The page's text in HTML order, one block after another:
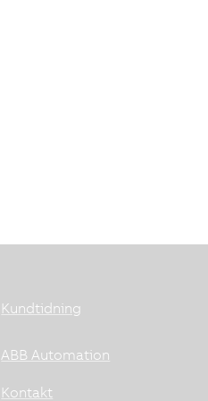
Kundtidning
ABB Automation
Kontakt